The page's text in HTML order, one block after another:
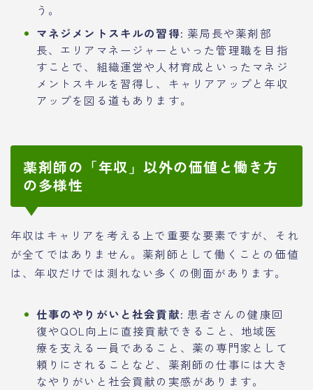
う。
マネジメントスキルの習得: 薬局長や薬剤部
長、エリアマネージャーといった管理職を目指
すことで、組織運営や人材育成といったマネジ
メントスキルを習得し、キャリアアップと年収
アップを図る道もあります。
薬剤師の「年収」以外の価値と働き方
の多様性
年収はキャリアを考える上で重要な要素ですが、それ
が全てではありません。薬剤師として働くことの価値
は、年収だけでは測れない多くの側面があります。
仕事のやりがいと社会貢献: 患者さんの健康回
復やQOL向上に直接貢献できること、地域医
療を支える一員であること、薬の専門家として
頼りにされることなど、薬剤師の仕事には大き
なやりがいと社会貢献の実感があります。